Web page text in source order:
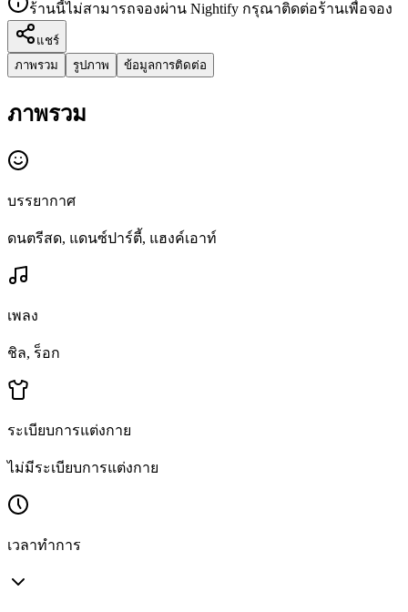
ร้านนี้ไม่สามารถจองผ่าน Nightify กรุณาติดต่อร้านเพื่อจอง
แชร์
ภาพรวม
รูปภาพ ข้อมูลการติดต่อ
ภาพรวม
บรรยากาศ
ดนตรีสด, แดนซ์ปาร์ตี้, แฮงค์เอาท์
เพลง
ชิล, ร็อก
ระเบียบการแต่งกาย
ไม่มีระเบียบการแต่งกาย
เวลาทำการ